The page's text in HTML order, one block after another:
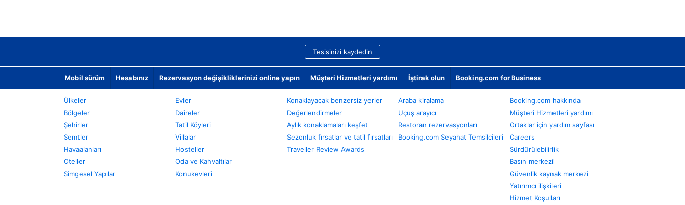
Tesisinizi kaydedin
Mobil sürüm Hesabınız Rezervasyon değişikliklerinizi online yapın Müşteri Hizmetleri yardımı İştirak olun Booking.com for Business
Ülkeler
Bölgeler
Şehirler
Semtler
Havaalanları
Oteller
Simgesel Yapılar
Evler
Daireler
Tatil Köyleri
Villalar
Hosteller
Oda ve Kahvaltılar
Konukevleri
Konaklayacak benzersiz yerler
Değerlendirmeler
Aylık konaklamaları keşfet
Sezonluk fırsatlar ve tatil fırsatları
Traveller Review Awards
Araba kiralama
Uçuş arayıcı
Restoran rezervasyonları
Booking.com Seyahat Temsilcileri
Booking.com hakkında
Müşteri Hizmetleri yardımı
Ortaklar için yardım sayfası
Careers
Sürdürülebilirlik
Basın merkezi
Güvenlik kaynak merkezi
Yatırımcı ilişkileri
Hizmet Koşulları